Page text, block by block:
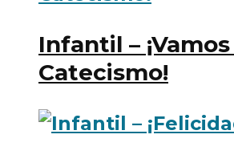
Infantil –
Catecismo!